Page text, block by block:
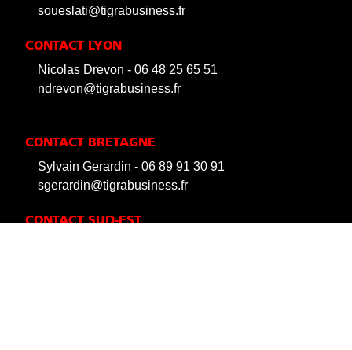
soueslati@tigrabusiness.fr
CONTACT LYON
Nicolas Drevon - 06 48 25 65 51
ndrevon@tigrabusiness.fr
CONTACT BRETAGNE
Sylvain Gerardin - 06 89 91 30 91
sgerardin@tigrabusiness.fr
CONTACT SUD-EST